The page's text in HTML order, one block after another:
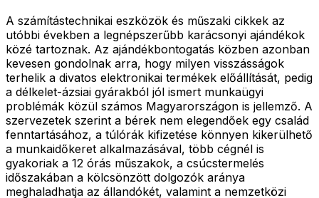
A számítástechnikai eszközök és műszaki cikkek az
utóbbi években a legnépszerűbb karácsonyi ajándékok
közé tartoznak. Az ajándékbontogatás közben azonban
kevesen gondolnak arra, hogy milyen visszásságok
terhelik a divatos elektronikai termékek előállítását, pedig
a délkelet-ázsiai gyárakból jól ismert munkaügyi
problémák közül számos Magyarországon is jellemző. A
szervezetek szerint a bérek nem elegendőek egy család
fenntartásához, a túlórák kifizetése könnyen kikerülhető
a munkaidőkeret alkalmazásával, több cégnél is
gyakoriak a 12 órás műszakok, a csúcstermelés
időszakában a kölcsönzött dolgozók aránya
meghaladhatja az állandókét, valamint a nemzetközi